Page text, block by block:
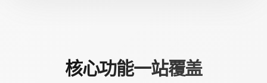
核心功能一站覆盖